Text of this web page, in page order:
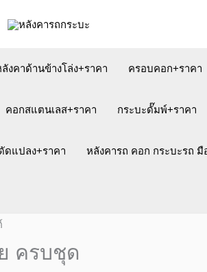
งคาด้านข้างโล่ง+ราคา ครอบคอก+ราคา
คอกสแตนเลส+ราคา กระบะดั๊มพ์+ราคา
ดแปลง+ราคา หลังคารถ คอก กระบะรถ มื
ครบชุด